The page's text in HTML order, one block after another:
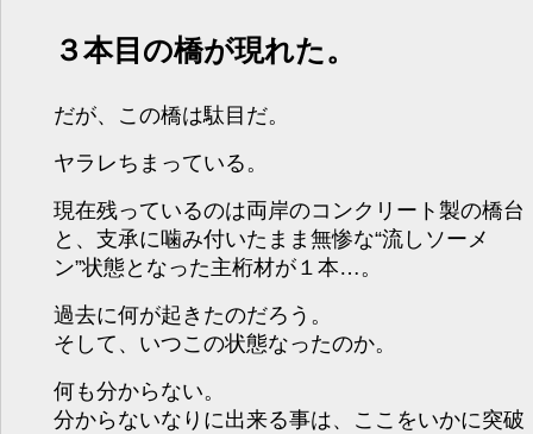
３本目の橋が現れた。
だが、この橋は駄目だ。
ヤラレちまっている。
現在残っているのは両岸のコンクリート製の橋台
と、支承に噛み付いたまま無惨な“流しソーメ
ン”状態となった主桁材が１本…。
過去に何が起きたのだろう。
そして、いつこの状態なったのか。
何も分からない。
分からないなりに出来る事は、ここをいかに突破